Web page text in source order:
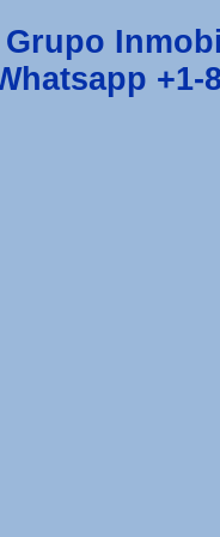
+1-